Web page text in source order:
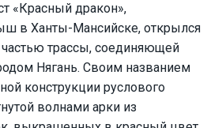
«Красный дракон»,
в Ханты-Мансийске, открылся
частью трассы, соединяющей
Нягань. Своим названием
конструкции руслового
волнами арки из